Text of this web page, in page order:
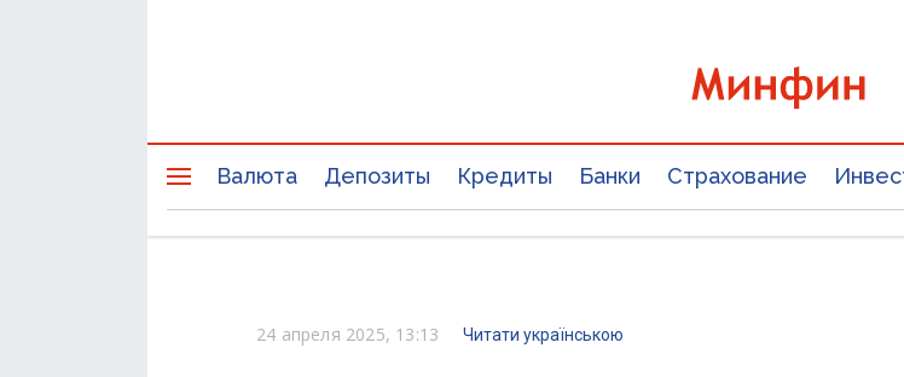
Валюта Депозиты Кредиты Банки Страхование
24 апреля 2025, 13:13 Читати українською